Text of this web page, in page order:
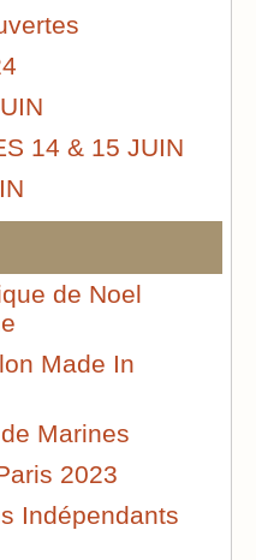
14 & 15 JUIN
de Noel
Made In
Marines
2023
Indépendants